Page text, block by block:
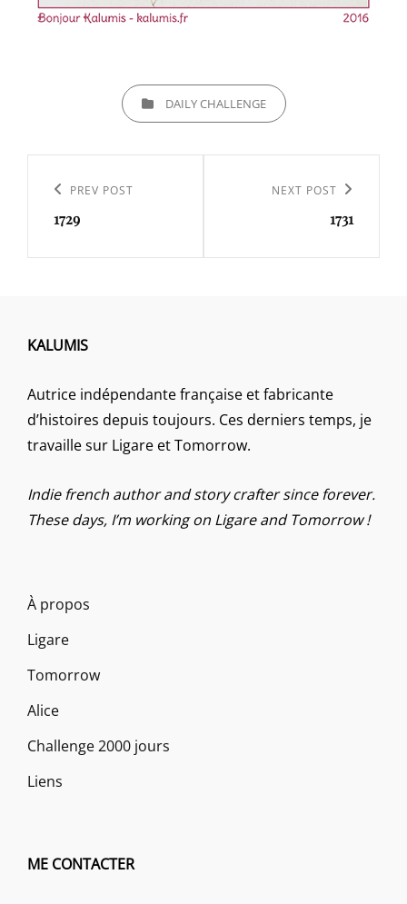
CATEGORIESDAILY CHALLENGE
l’article
Previous
Post
PREV POST
1729
NEXT POST
1731
KALUMIS
Autrice indépendante française et fabricante
d’histoires depuis toujours. Ces derniers temps, je
travaille sur Ligare et Tomorrow.
Indie french author and story crafter since forever.
These days, I’m working on Ligare and Tomorrow !
À propos
Ligare
Tomorrow
Alice
Challenge 2000 jours
Liens
ME CONTACTER